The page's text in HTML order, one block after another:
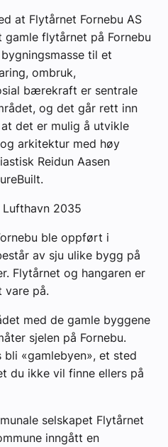
at Flytårnet Fornebu AS
flytårnet på Fornebu
til et
ombruk,
bærekraft er sentrale
og det går rett inn
det er mulig å utvikle
arkitektur med høy
Reidun Aasen
ble oppført i
av sju ulike bygg på
Flytårnet og hangaren er
vare på.
med de gamle byggene
sjelen på Fornebu.
«gamlebyen», et sted
du ikke vil finne ellers på
selskapet Flytårnet
inngått en